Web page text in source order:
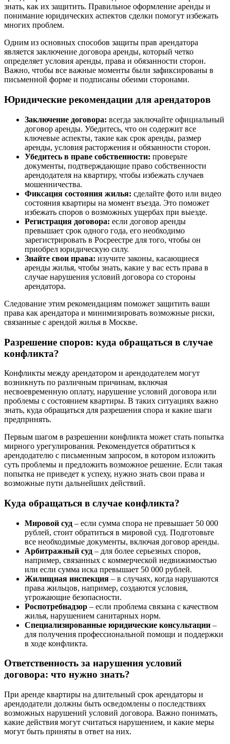
знать, как их защитить. Правильное оформление аренды и
понимание юридических аспектов сделки помогут избежать
многих проблем.
Одним из основных способов защиты прав арендатора
является заключение договора аренды, который четко
определяет условия аренды, права и обязанности сторон.
Важно, чтобы все важные моменты были зафиксированы в
письменной форме и подписаны обеими сторонами.
Юридические рекомендации для арендаторов
Заключение договора: всегда заключайте официальный
договор аренды. Убедитесь, что он содержит все
ключевые аспекты, такие как срок аренды, размер
аренды, условия расторжения и обязанности сторон.
Убедитесь в праве собственности: проверьте
документы, подтверждающие право собственности
арендодателя на квартиру, чтобы избежать случаев
мошенничества.
Фиксация состояния жилья: сделайте фото или видео
состояния квартиры на момент въезда. Это поможет
избежать споров о возможных ущербах при выезде.
Регистрация договора: если договор аренды
превышает срок одного года, его необходимо
зарегистрировать в Росреестре для того, чтобы он
приобрел юридическую силу.
Знайте свои права: изучите законы, касающиеся
аренды жилья, чтобы знать, какие у вас есть права в
случае нарушения условий договора со стороны
арендатора.
Следование этим рекомендациям поможет защитить ваши
права как арендатора и минимизировать возможные риски,
связанные с арендой жилья в Москве.
Разрешение споров: куда обращаться в случае
конфликта?
Конфликты между арендатором и арендодателем могут
возникнуть по различным причинам, включая
несвоевременную оплату, нарушение условий договора или
проблемы с состоянием квартиры. В таких ситуациях важно
знать, куда обращаться для разрешения спора и какие шаги
предпринять.
Первым шагом в разрешении конфликта может стать попытка
мирного урегулирования. Рекомендуется обратиться к
арендодателю с письменным запросом, в котором изложить
суть проблемы и предложить возможное решение. Если такая
попытка не приведет к успеху, нужно знать свои права и
возможные пути дальнейших действий.
Куда обращаться в случае конфликта?
Мировой суд – если сумма спора не превышает 50 000
рублей, стоит обратиться в мировой суд. Подготовьте
все необходимые документы, включая договор аренды.
Арбитражный суд – для более серьезных споров,
например, связанных с коммерческой недвижимостью
или если сумма иска превышает 50 000 рублей.
Жилищная инспекция – в случаях, когда нарушаются
права жильцов, например, создаются условия,
угрожающие безопасности.
Роспотребнадзор – если проблема связана с качеством
жилья, нарушением санитарных норм.
Специализированные юридические консультации –
для получения профессиональной помощи и поддержки
в ходе конфликта.
Ответственность за нарушения условий
договора: что нужно знать?
При аренде квартиры на длительный срок арендаторы и
арендодатели должны быть осведомлены о последствиях
возможных нарушений условий договора. Важно понимать,
какие действия могут считаться нарушением, и какие меры
могут быть приняты в ответ на них.